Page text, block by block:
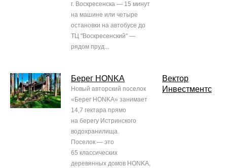
г. Воскресенска — 15 минут
на машине или четыре
остановки на автобусе до
ТЦ "Воскресенский" —
рядом пруд...
Берег HONKA
Новый авторский поселок
«Берег HONKA» занимает
14,7 гектара прямо
на берегу Истринского
водохранилища.
Поселок — это
65 классических
деревянных домов HONKA,
Вектор
Инвестментс